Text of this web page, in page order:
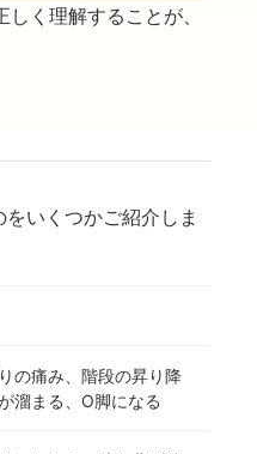
く理解することが、
いくつかご紹介しま
の痛み、階段の昇り降
溜まる、O脚になる